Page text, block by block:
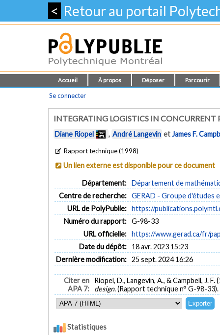
< Retour au portail
Accueil À propos Déposer Parcourir
Se connecter
INTEGRATING LOGISTICS IN CONCURRENT
Diane Riopel , André Langevin etJames F.
Rapport technique (1998)
Un lien externe est disponible pour ce document
Département: Département de
Centre de recherche: GERAD - Groupe d'études
URL de PolyPublie: https://
Numéro du rapport: G-98-33
URL officielle: https://www.gerad.ca/fr/
Date du dépôt:
18 avr. 2023 15:23
Dernière modification: 25 sept. 2024 16:26
Citer en
APA 7:
Riopel, D., Langevin, A., & Campbell, J. F.
design.(Rapport technique n° G-98-33).
Statistiques